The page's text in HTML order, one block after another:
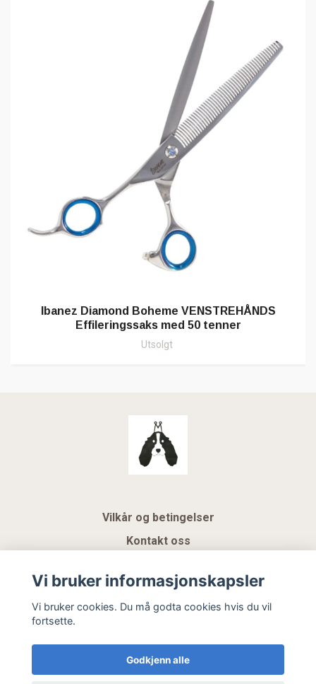
Ibanez Diamond Boheme VENSTREHÅNDS
Effileringssaks med 50 tenner
Utsolgt
Vilkår og betingelser
Kontakt oss
Gavekort
Vi bruker informasjonskapsler
Vi bruker cookies. Du må godta cookies hvis du vil
fortsette.
Godkjenn alle